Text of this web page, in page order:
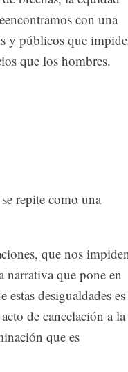
con una
y públicos que
que los hombres.
repite como una
que nos
narrativa que pone en
estas desigualdades es
de cancelación a la
que es